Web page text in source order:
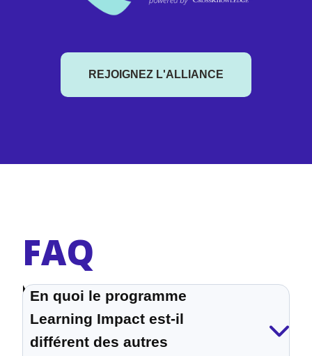
REJOIGNEZ L'ALLIANCE
FAQ
En quoi le programme
Learning Impact est-il
différent des autres